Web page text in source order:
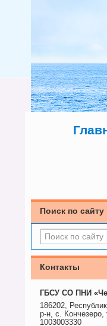
Поиск по сайту
Контакты
ГБСУ СО ПНИ
186202,
р-н, с.
1003003330